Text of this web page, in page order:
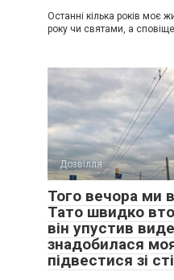
Останні кілька років моє
року чи святами, а
Дозвілля
Того вечора ми
Тато швидко
він упустив
знадобилася
підвестися зі